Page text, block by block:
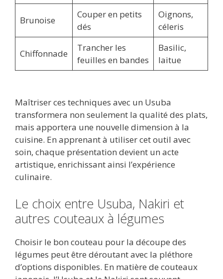
Brunoise
Couper en petits
dés
Oignons,
céleris
Chiffonnade
Trancher les
feuilles en bandes
Basilic,
laitue
Maîtriser ces techniques avec un Usuba
transformera non seulement la qualité des plats,
mais apportera une nouvelle dimension à la
cuisine. En apprenant à utiliser cet outil avec
soin, chaque présentation devient un acte
artistique, enrichissant ainsi l’expérience
culinaire.
Le choix entre Usuba, Nakiri et
autres couteaux à légumes
Choisir le bon couteau pour la découpe des
légumes peut être déroutant avec la pléthore
d’options disponibles. En matière de couteaux